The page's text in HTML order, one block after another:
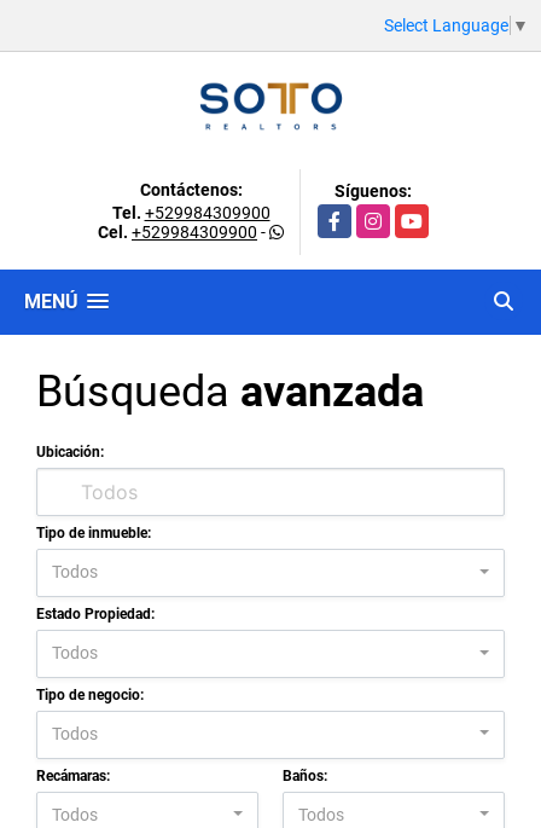
Select Language ▼
Contáctenos:
Tel. +529984309900
Cel. +529984309900 -
Síguenos:
FacebookInstagramYouTube
MENÚ
Búsqueda avanzada
Ubicación:
Tipo de inmueble:
Todos
Estado Propiedad:
Todos
Tipo de negocio:
Todos
Recámaras:
Todos
Baños:
Todos